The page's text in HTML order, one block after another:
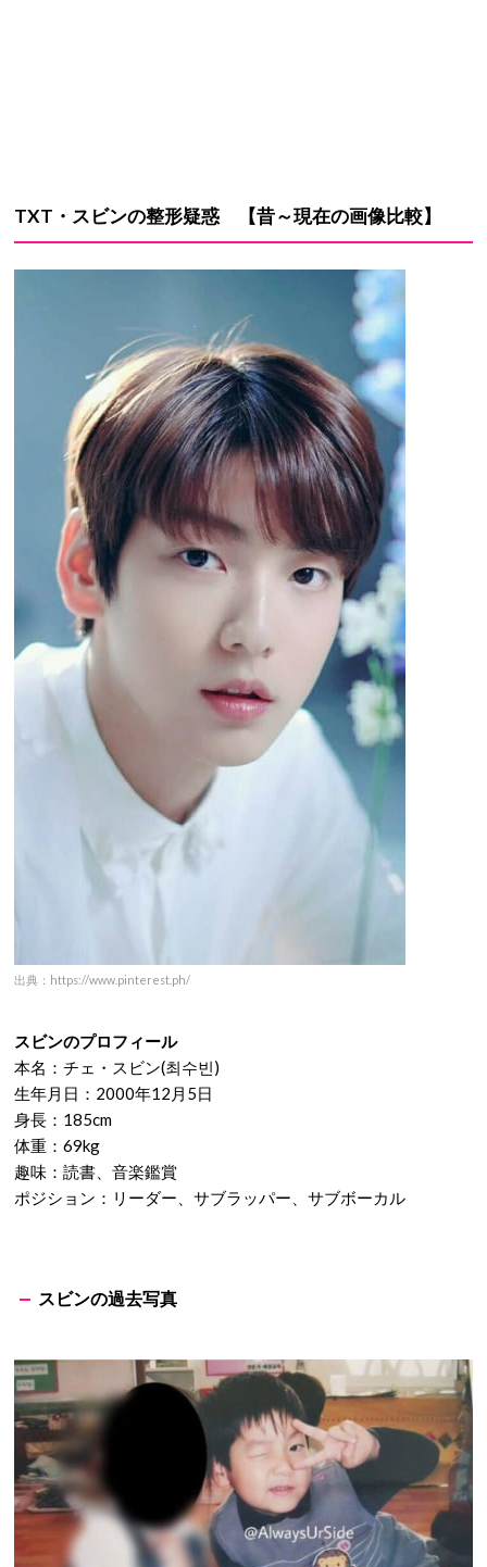
TXT・スビンの整形疑惑 【昔～現在の画像比較】
出典：https://www.pinterest.ph/
スビンのプロフィール
本名：チェ・スビン(최수빈)
生年月日：2000年12月5日
身長：185cm
体重：69kg
趣味：読書、音楽鑑賞
ポジション：リーダー、サブラッパー、サブボーカル
スビンの過去写真